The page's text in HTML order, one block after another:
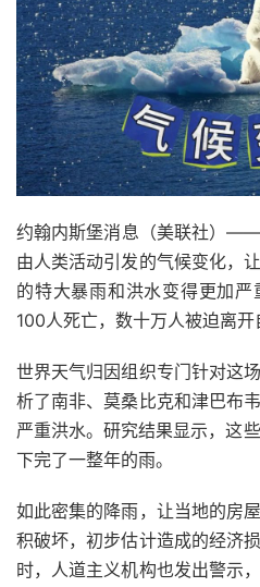
约翰内斯堡消息（美联社）——
由人类活动引发的气候变化，
的特大暴雨和洪水变得更加
100人死亡，数十万人被迫离开
世界天气归因组织专门针对这
析了南非、莫桑比克和津巴布
严重洪水。研究结果显示，这
下完了一整年的雨。
如此密集的降雨，让当地的房
积破坏，初步估计造成的经济
时，人道主义机构也发出警示